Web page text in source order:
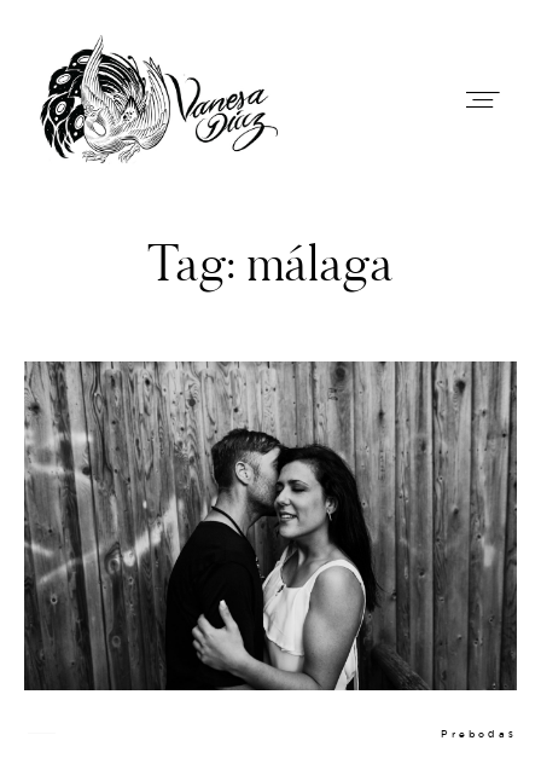
Tag: málaga
Prebodas
Vanesa Díaz - Fotógrafa documental de
bodas en Andalucía
PREBODA
CONTACTO
SOBRE MI